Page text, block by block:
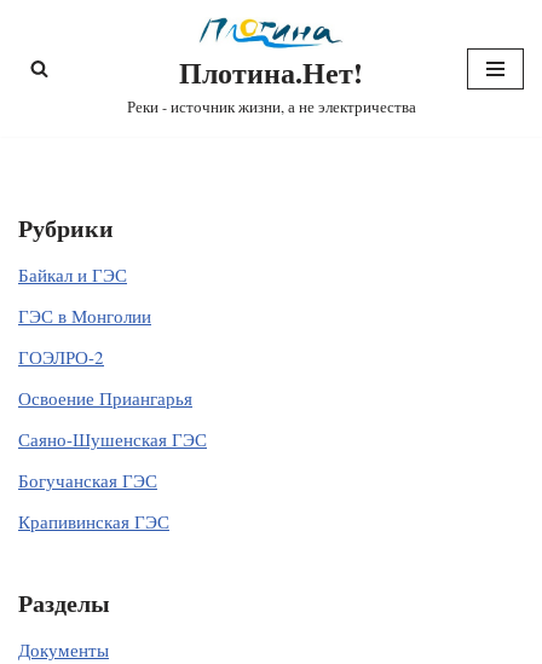
Перейти
Плотина.Нет!
Реки - источник жизни, а не электричества
Рубрики
Байкал и ГЭС
ГЭС в Монголии
ГОЭЛРО-2
Освоение Приангарья
Саяно-Шушенская ГЭС
Богучанская ГЭС
Крапивинская ГЭС
Разделы
Документы